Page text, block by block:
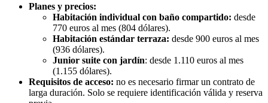
Planes y precios:
Habitación individual con baño compartido: desde
770 euros al mes (804 dólares).
Habitación estándar terraza: desde 900 euros al mes
(936 dólares).
Junior suite con jardín: desde 1.110 euros al mes
(1.155 dólares).
Requisitos de acceso: no es necesario firmar un contrato de
larga duración. Solo se requiere identificación válida y reserva